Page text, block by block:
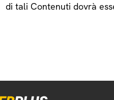
di tali Contenuti dovrà